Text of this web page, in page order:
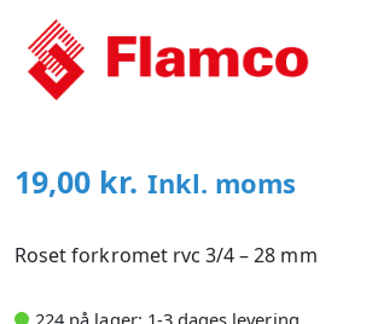
19,00 kr. Inkl. moms
Roset forkromet rvc 3/4 – 28 mm
224 på lager: 1-3 dages levering